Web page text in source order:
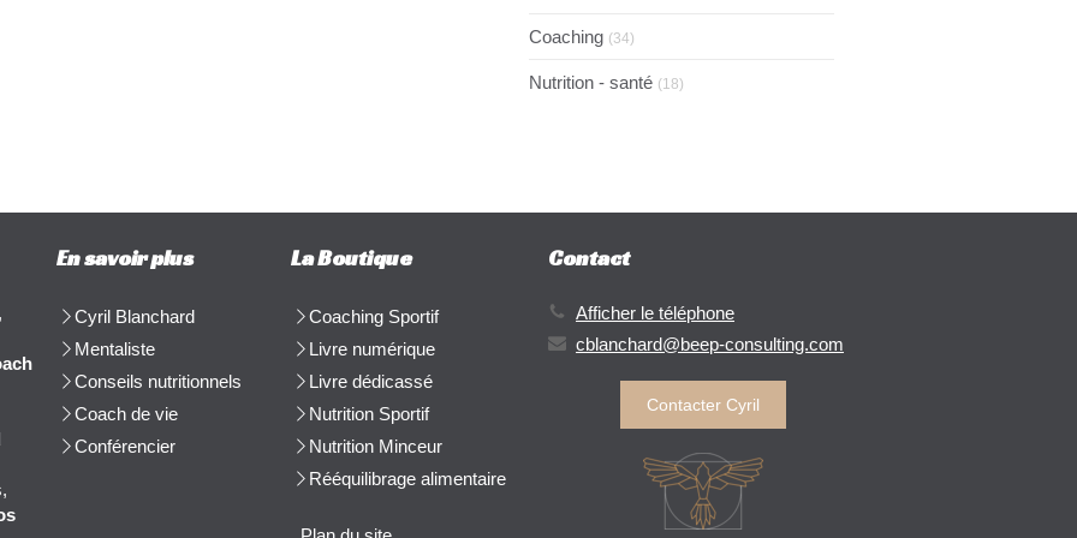
Coaching (34)
Nutrition - santé (18)
En savoir plus
Cyril Blanchard
Mentaliste
Conseils nutritionnels
Coach de vie
Conférencier
La Boutique
Coaching Sportif
Livre numérique
Livre dédicassé
Nutrition Sportif
Nutrition Minceur
Rééquilibrage alimentaire
Contact
Afficher le téléphone
cblanchard@beep-consulting.com
Contacter Cyril